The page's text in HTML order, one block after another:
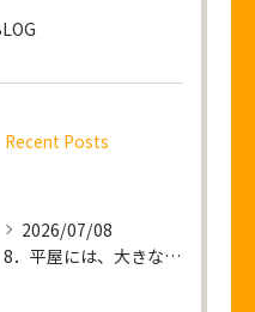
Recent Posts
2026/07/08
8．平屋には、大きな土地が必要なのか？